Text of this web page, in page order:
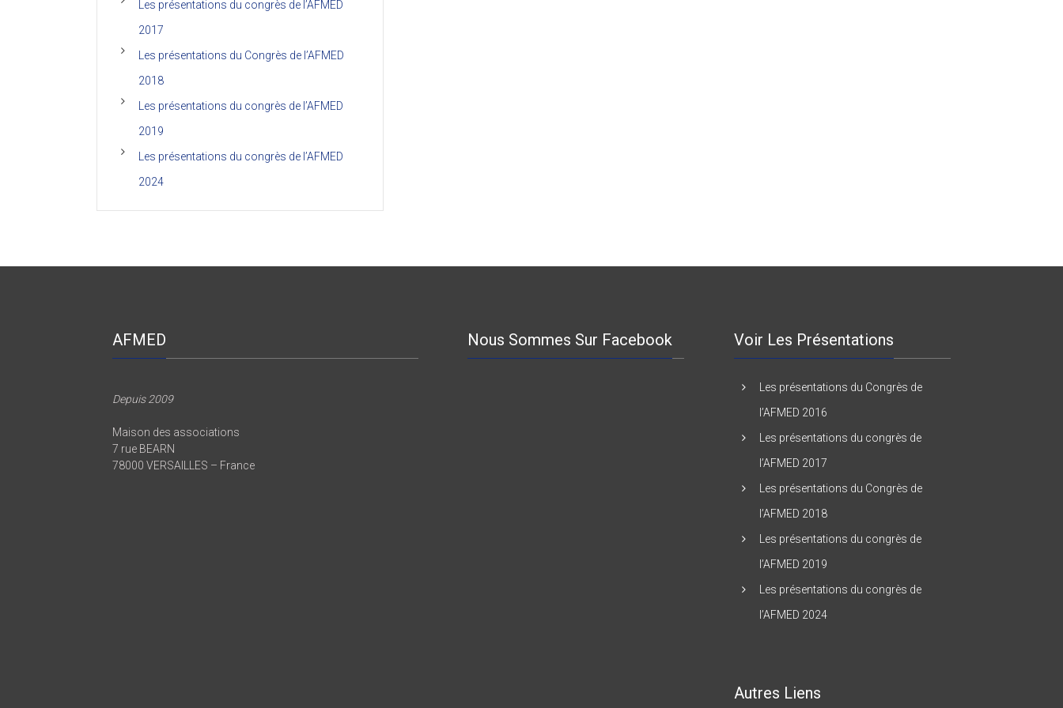
Les présentations du congrès de l’AFMED
2017
Les présentations du Congrès de l’AFMED
2018
Les présentations du congrès de l’AFMED
2019
Les présentations du congrès de l’AFMED
2024
AFMED
Depuis 2009
Maison des associations
7 rue BEARN
78000 VERSAILLES – France
Nous Sommes Sur Facebook Voir Les Présentations
Les présentations du Congrès de
l’AFMED 2016
Les présentations du congrès de
l’AFMED 2017
Les présentations du Congrès de
l’AFMED 2018
Les présentations du congrès de
l’AFMED 2019
Les présentations du congrès de
l’AFMED 2024
Autres Liens